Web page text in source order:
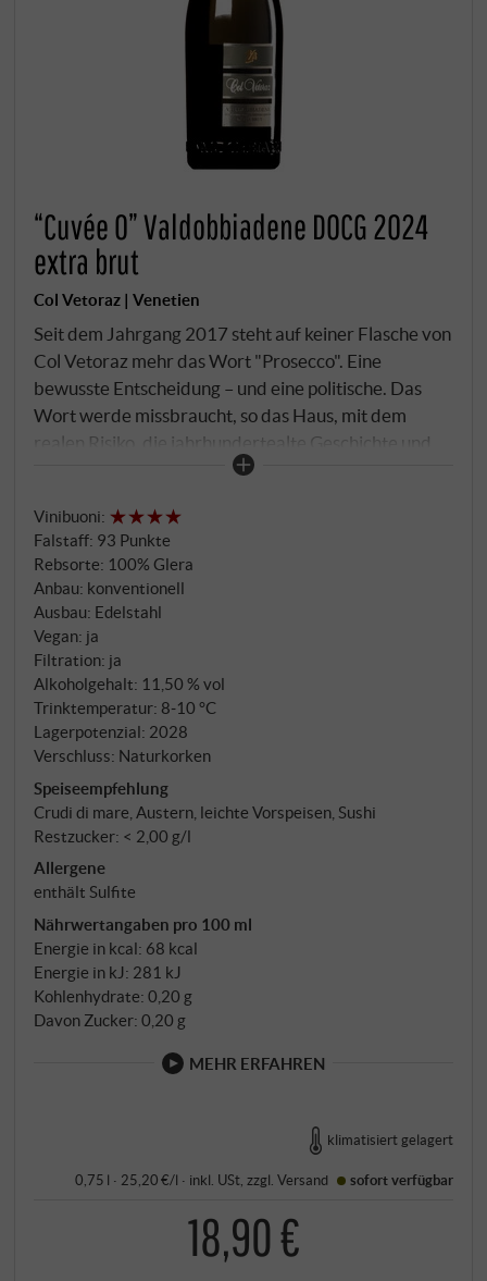
“Cuvée 0” Valdobbiadene DOCG 2024
extra brut
Col Vetoraz | Venetien
Seit dem Jahrgang 2017 steht auf keiner Flasche von
Col Vetoraz mehr das Wort "Prosecco". Eine
bewusste Entscheidung – und eine politische. Das
Wort werde missbraucht, so das Haus, mit dem
realen Risiko, die jahrhundertealte Geschichte und
Eigenheit der Hügel von Valdobbiadene und
Seither erscheint ausschließlich "Valdobbiadene
DOCG" – die einzige, wahre territoriale Identität.
Das Weingut liegt auf knapp 400 Metern Höhe, am
höchsten Punkt des berühmten Cartizze-Hügels in
Santo Stefano di Valdobbiadene. Die Familie Miotto
ist seit 1838 hier verwurzelt; Francesco Miotto
gründete zusammen mit Agronom Paolo De Bortoli
und Önologe Loris Dall'Acqua 1993 das heutige Col
Vetoraz.
Vinibuoni:
Falstaff: 93 Punkte
Rebsorte: 100% Glera
Anbau: konventionell
Ausbau: Edelstahl
Vegan: ja
Filtration: ja
Alkoholgehalt: 11,50 % vol
Trinktemperatur: 8‑10 °C
Lagerpotenzial: 2028
Verschluss: Naturkorken
Speiseempfehlung
Crudi di mare, Austern, leichte Vorspeisen, Sushi
Restzucker: < 2,00 g/l
Allergene
enthält Sulfite
Nährwertangaben pro 100 ml
Energie in kcal: 68 kcal
Energie in kJ: 281 kJ
Kohlenhydrate: 0,20 g
Davon Zucker: 0,20 g
MEHR ERFAHREN
klimatisiert gelagert
0,75 l · 25,20 €/l · inkl. USt , zzgl.Versand sofort verfügbar
18,90 €